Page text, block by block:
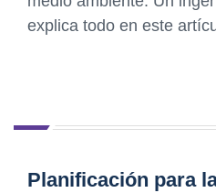
explica todo en este
Planificación para